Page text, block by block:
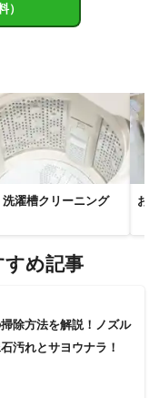
）
濯槽クリーニング お
すめ記事
除方法を解説！ノズル
汚れとサヨウナラ！